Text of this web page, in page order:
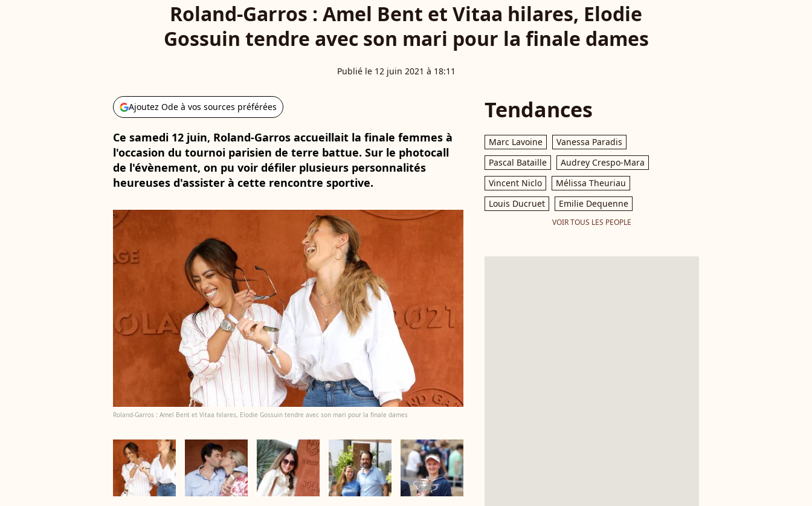
Roland-Garros : Amel Bent et Vitaa hilares, Elodie
Gossuin tendre avec son mari pour la finale dames
Publié le 12 juin 2021 à 18:11
Ajoutez Ode à vos sources préférées
Ce samedi 12 juin, Roland-Garros accueillait la finale femmes à
l'occasion du tournoi parisien de terre battue. Sur le photocall
de l'évènement, on pu voir défiler plusieurs personnalités
heureuses d'assister à cette rencontre sportive.
Roland-Garros : Amel Bent et Vitaa hilares, Elodie Gossuin tendre avec son mari pour la finale dames
Tendances
Marc Lavoine
Vanessa Paradis
Pascal Bataille
Audrey Crespo-Mara
Vincent Niclo
Mélissa Theuriau
Louis Ducruet
Emilie Dequenne
VOIR TOUS LES PEOPLE